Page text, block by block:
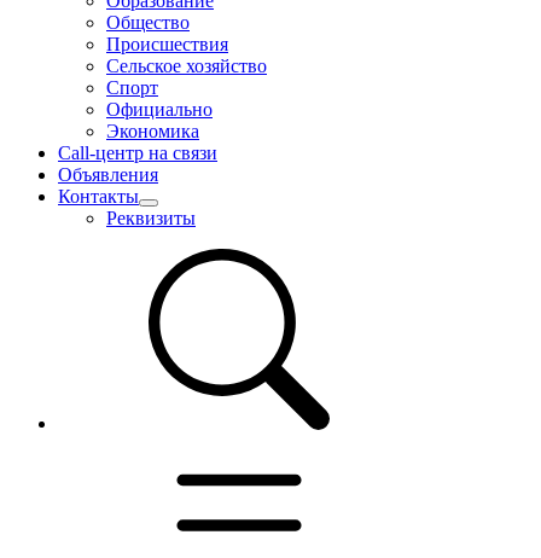
Общество
Происшествия
Сельское хозяйство
Спорт
Официально
Экономика
Call-центр на связи
Объявления
Контакты
Реквизиты